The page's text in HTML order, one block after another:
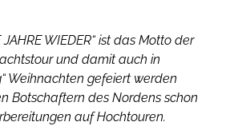
JAHRE WIEDER“ ist das Motto der
und damit auch in
Weihnachten gefeiert werden
Botschaftern des Nordens schon
auf Hochtouren.